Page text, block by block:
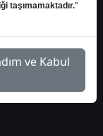
taşımamaktadır."
Kabul